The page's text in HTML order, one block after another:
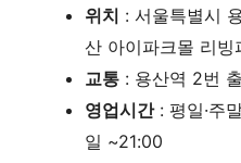
위치 : 서울특별시
산 아이파크몰 리빙
교통 : 용산역 2번
영업시간: 평일·주
일 ~21:00